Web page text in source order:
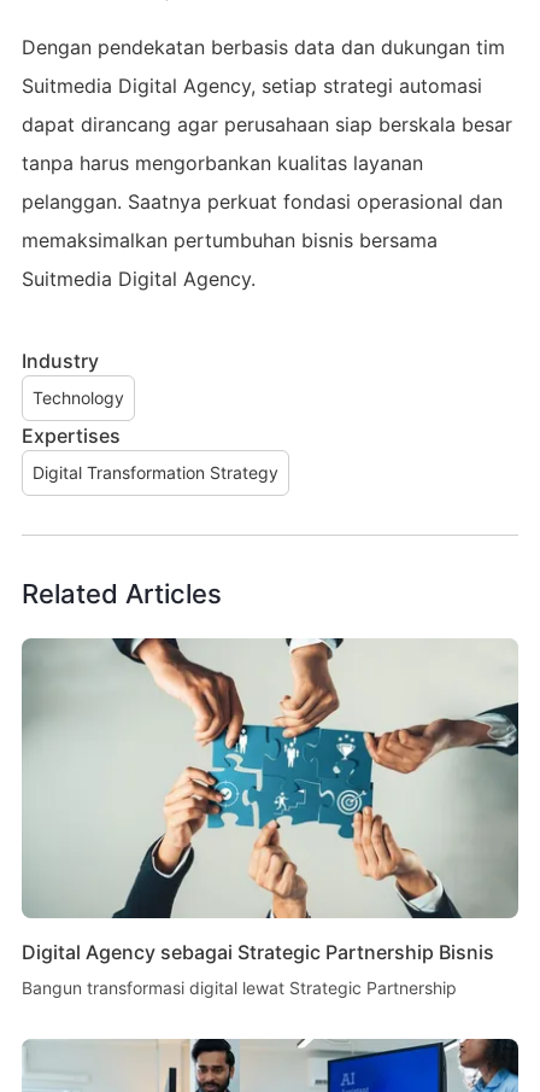
Dengan pendekatan berbasis data dan dukungan tim
Suitmedia Digital Agency, setiap strategi automasi
dapat dirancang agar perusahaan siap berskala besar
tanpa harus mengorbankan kualitas layanan
pelanggan. Saatnya perkuat fondasi operasional dan
memaksimalkan pertumbuhan bisnis bersama
Suitmedia Digital Agency.
Industry
Technology
Expertises
Digital Transformation Strategy
Related Articles
Digital Agency sebagai Strategic Partnership Bisnis
Bangun transformasi digital lewat Strategic Partnership